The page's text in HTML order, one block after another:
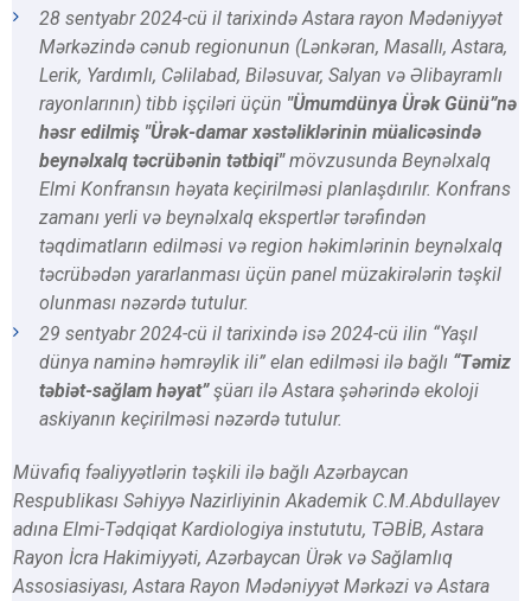
28 sentyabr 2024-cü il tarixində Astara rayon Mədəniyyət
Mərkəzində cənub regionunun (Lənkəran, Masallı, Astara,
Lerik, Yardımlı, Cəlilabad, Biləsuvar, Salyan və Əlibayramlı
rayonlarının) tibb işçiləri üçün "Ümumdünya Ürək Günü”nə
həsr edilmiş "Ürək-damar xəstəliklərinin müalicəsində
beynəlxalq təcrübənin tətbiqi"mövzusunda Beynəlxalq
Elmi Konfransın həyata keçirilməsi planlaşdırılır. Konfrans
zamanı yerli və beynəlxalq ekspertlər tərəfindən
təqdimatların edilməsi və region həkimlərinin beynəlxalq
təcrübədən yararlanması üçün panel müzakirələrin təşkil
olunması nəzərdə tutulur.
29 sentyabr 2024-cü il tarixində isə 2024-cü ilin “Yaşıl
dünya naminə həmrəylik ili” elan edilməsi ilə bağlı “Təmiz
təbiət-sağlam həyat”şüarı ilə Astara şəhərində ekoloji
askiyanın keçirilməsi nəzərdə tutulur.
Müvafiq fəaliyyətlərin təşkili ilə bağlı Azərbaycan
Respublikası Səhiyyə Nazirliyinin Akademik C.M.Abdullayev
adına Elmi-Tədqiqat Kardiologiya instututu, TƏBİB, Astara
Rayon İcra Hakimiyyəti, Azərbaycan Ürək və Sağlamlıq
Assosiasiyası, Astara Rayon Mədəniyyət Mərkəzi və Astara